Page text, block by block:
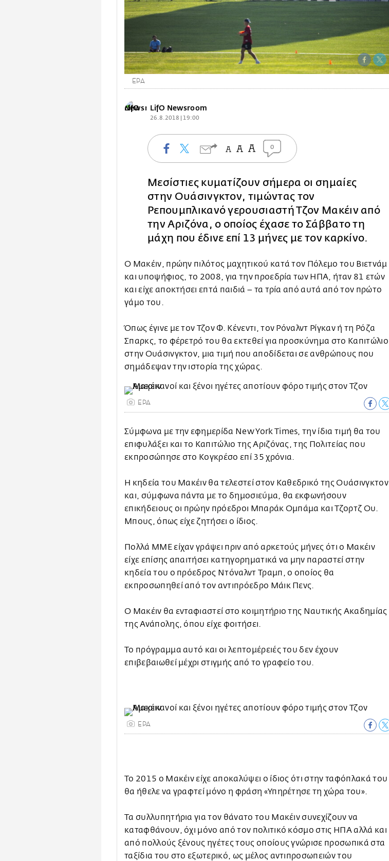
EPA
LifO Newsroom
26.8.2018 | 19:00
0
Μεσίστιες κυματίζουν σήμερα οι σημαίες
στην Ουάσινγκτον, τιμώντας τον
Ρεπουμπλικανό γερουσιαστή Τζον Μακέιν από
την Αριζόνα, ο οποίος έχασε το Σάββατο τη
μάχη που έδινε επί 13 μήνες με τον καρκίνο.
Ο Μακέιν, πρώην πιλότος μαχητικού κατά τον Πόλεμο του Βιετνάμ
και υποψήφιος, το 2008, για την προεδρία των ΗΠΑ, ήταν 81 ετών
και είχε αποκτήσει επτά παιδιά – τα τρία από αυτά από τον πρώτο
γάμο του.
Όπως έγινε με τον Τζον Φ. Κένεντι, τον Ρόναλντ Ρίγκαν ή τη Ρόζα
Σπαρκς, το φέρετρό του θα εκτεθεί για προσκύνημα στο Καπιτώλιο
στην Ουάσινγκτον, μια τιμή που αποδίδεται σε ανθρώπους που
σημάδεψαν την ιστορία της χώρας.
EPA
Σύμφωνα με την εφημερίδα New York Times, την ίδια τιμή θα του
επιφυλάξει και το Καπιτώλιο της Αριζόνας, της Πολιτείας που
εκπροσώπησε στο Κογκρέσο επί 35 χρόνια.
Η κηδεία του Μακέιν θα τελεστεί στον Καθεδρικό της Ουάσινγκτον
και, σύμφωνα πάντα με το δημοσιεύμα, θα εκφωνήσουν
επικήδειους οι πρώην πρόεδροι Μπαράκ Ομπάμα και Τζορτζ Ου.
Μπους, όπως είχε ζητήσει ο ίδιος.
Πολλά ΜΜΕ είχαν γράψει πριν από αρκετούς μήνες ότι ο Μακέιν
είχε επίσης απαιτήσει κατηγορηματικά να μην παραστεί στην
κηδεία του ο πρόεδρος Ντόναλντ Τραμπ, ο οποίος θα
εκπροσωπηθεί από τον αντιπρόεδρο Μάικ Πενς.
Ο Μακέιν θα ενταφιαστεί στο κοιμητήριο της Ναυτικής Ακαδημίας
της Ανάπολης, όπου είχε φοιτήσει.
Το πρόγραμμα αυτό και οι λεπτομέρειές του δεν έχουν
επιβεβαιωθεί μέχρι στιγμής από το γραφείο του.
EPA
Το 2015 ο Μακέιν είχε αποκαλύψει ο ίδιος ότι στην ταφόπλακά του
θα ήθελε να γραφτεί μόνο η φράση «Υπηρέτησε τη χώρα του».
Τα συλλυπητήρια για τον θάνατο του Μακέιν συνεχίζουν να
καταφθάνουν, όχι μόνο από τον πολιτικό κόσμο στις ΗΠΑ αλλά και
από πολλούς ξένους ηγέτες τους οποίους γνώρισε προσωπικά στα
ταξίδια του στο εξωτερικό, ως μέλος αντιπροσωπειών του